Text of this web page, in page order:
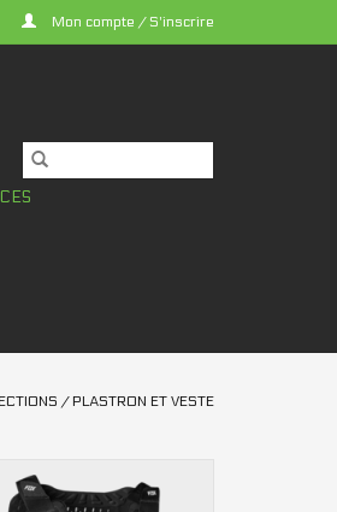
Mon compte / S'inscrire
/ PLASTRON ET VESTE
Fox Raceframe Roost